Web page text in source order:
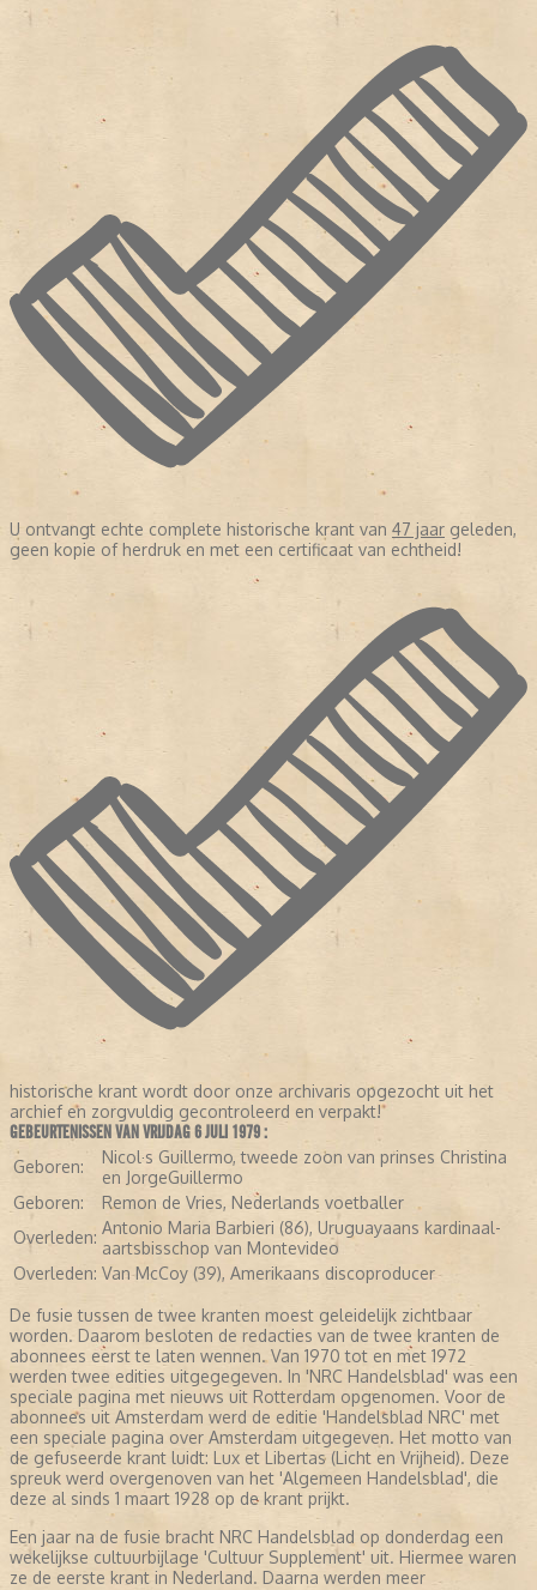
U ontvangt echte complete historische krant van 47 jaar geleden,
geen kopie of herdruk en met een certificaat van echtheid!
historische krant wordt door onze archivaris opgezocht uit het
archief en zorgvuldig gecontroleerd en verpakt!
GEBEURTENISSEN VAN VRIJDAG 6 JULI 1979 :
Geboren:
Nicol·s Guillermo, tweede zoon van prinses Christina
en JorgeGuillermo
Geboren:
Remon de Vries, Nederlands voetballer
Overleden: Antonio Maria Barbieri (86), Uruguayaans kardinaal-
aartsbisschop van Montevideo
Overleden: Van McCoy (39), Amerikaans discoproducer
De fusie tussen de twee kranten moest geleidelijk zichtbaar
worden. Daarom besloten de redacties van de twee kranten de
abonnees eerst te laten wennen. Van 1970 tot en met 1972
werden twee edities uitgegegeven. In 'NRC Handelsblad' was een
speciale pagina met nieuws uit Rotterdam opgenomen. Voor de
abonnees uit Amsterdam werd de editie 'Handelsblad NRC' met
een speciale pagina over Amsterdam uitgegeven. Het motto van
de gefuseerde krant luidt: Lux et Libertas (Licht en Vrijheid). Deze
spreuk werd overgenoven van het 'Algemeen Handelsblad', die
deze al sinds 1 maart 1928 op de krant prijkt.
Een jaar na de fusie bracht NRC Handelsblad op donderdag een
wekelijkse cultuurbijlage 'Cultuur Supplement' uit. Hiermee waren
ze de eerste krant in Nederland. Daarna werden meer